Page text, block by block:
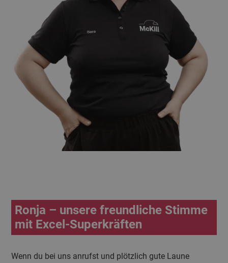
Ronja – unsere freundliche Stimme
mit Excel-Superkräften
Wenn du bei uns anrufst und plötzlich gute Laune